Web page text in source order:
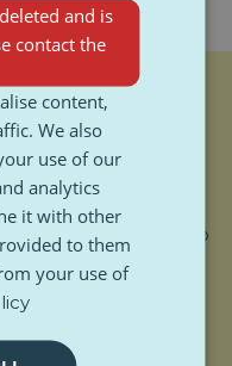
nella
ha riguardato
Leyen ha confermato
un accordo per il
seppur in forma più
and is
contact the
content,
We also
use of our
analytics
it with other
to them
your use of